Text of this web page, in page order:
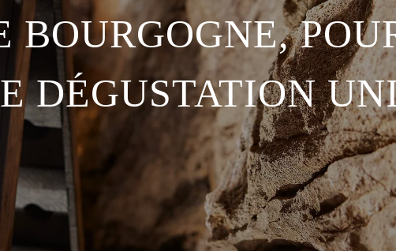
BOURGOGNE,
DÉGUSTATION